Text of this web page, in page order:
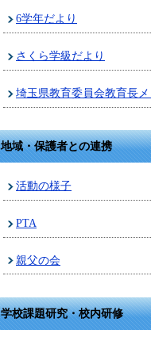
6学年だより
さくら学級だより
埼玉県教育委員会教育長
地域・保護者との連携
活動の様子
PTA
親父の会
学校課題研究・校内研修